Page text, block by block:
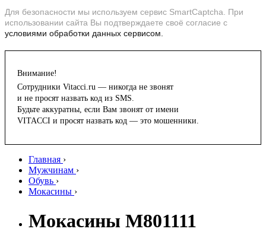
Для безопасности мы используем сервис SmartCaptcha. При
использовании сайта Вы подтверждаете своё согласие с
условиями обработки данных сервисом.
Внимание!
Сотрудники Vitacci.ru — никогда не звонят
и не просят назвать код из SMS.
Будьте аккуратны, если Вам звонят от имени
VITACCI и просят назвать код — это мошенники.
Главная ›
Мужчинам ›
Обувь ›
Мокасины ›
Мокасины M801111